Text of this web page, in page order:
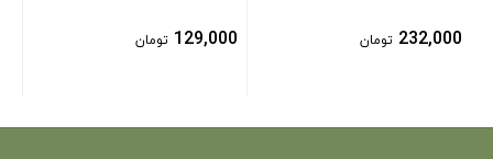
232,000 تومان 129,000 تومان